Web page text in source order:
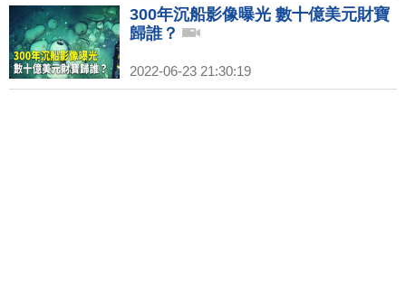
300年沉船影像曝光 數十億美元財寶
歸誰？
2022-06-23 21:30:19